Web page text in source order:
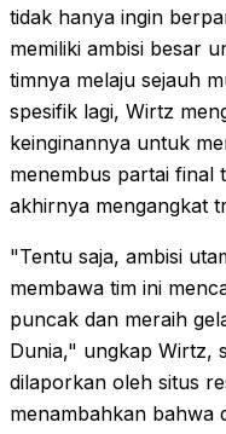
tidak hanya ingin
memiliki ambisi besar
timnya melaju sejauh
spesifik lagi, Wirtz
keinginannya untuk
menembus partai final
akhirnya mengangkat
"Tentu saja, ambisi
membawa tim ini
puncak dan meraih
Dunia," ungkap Wirtz,
dilaporkan oleh situs
menambahkan bahwa